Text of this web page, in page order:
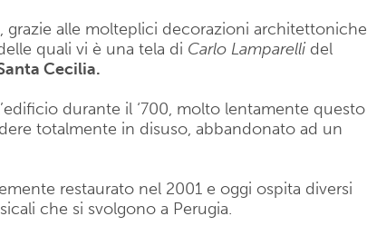
grazie alle molteplici decorazioni architettoniche
quali vi è una tela di Carlo Lamparelli del
Cecilia.
durante il ‘700, molto lentamente questo
totalmente in disuso, abbandonato ad un
restaurato nel 2001 e oggi ospita diversi
che si svolgono a Perugia.